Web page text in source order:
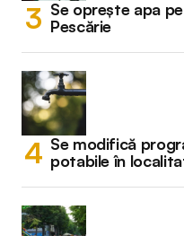
Se oprește apa
Pescărie
Se modifică
potabile în